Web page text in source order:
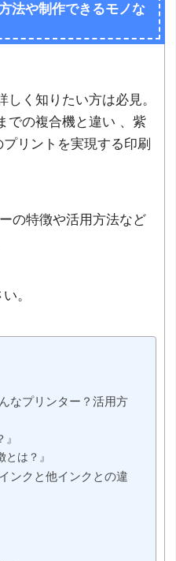
法や制作できるモノな
く知りたい方は必見。
での複合機と違い 、紫
リントを実現する印刷
の特徴や活用方法など
。
なプリンター？活用方
とは？』
ンクと他インクとの違